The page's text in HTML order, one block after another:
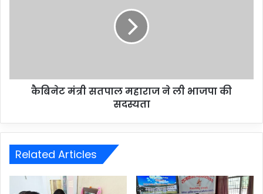
कैबिनेट मंत्री सतपाल महाराज ने ली भाजपा की
सदस्यता
Related Articles